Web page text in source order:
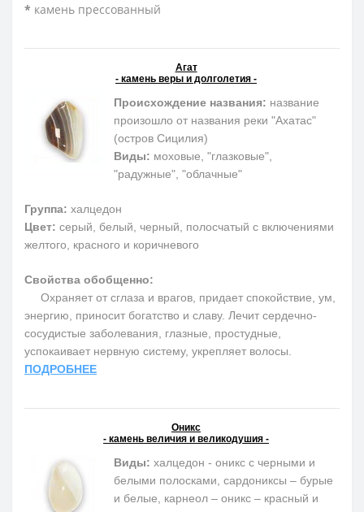
* камень прессованный
Агат
- камень веры и долголетия -
Происхождение названия: название
произошло от названия реки "Ахатас"
(остров Сицилия)
Виды: моховые, "глазковые",
"радужные", "облачные"
Группа: халцедон
Цвет: серый, белый, черный, полосчатый с включениями
желтого, красного и коричневого
Свойства обобщенно:
Охраняет от сглаза и врагов, придает спокойствие, ум,
энергию, приносит богатство и славу. Лечит сердечно-
сосудистые заболевания, глазные, простудные,
успокаивает нервную систему, укрепляет волосы.
ПОДРОБНЕЕ
Оникс
- камень величия и великодушия -
Виды: халцедон - оникс с черными и
белыми полосками, сардониксы – бурые
и белые, карнеол – оникс – красный и